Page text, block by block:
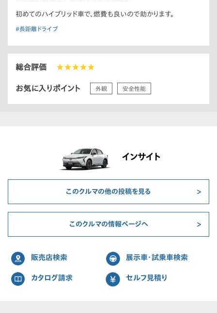
初めてのハイブリッド車で、燃費も良いので助かります。
#長距離ドライブ
総合評価 ★★★★★
お気に入りポイント 外観 安全性能
インサイト
このクルマの他の投稿を見る
このクルマの情報ページへ
販売店検索 展示車・試乗車検索
カタログ請求 セルフ見積り